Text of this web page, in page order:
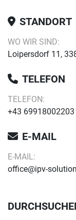
STANDORT
WO WIR SIND:
Loipersdorf 11,
TELEFON
TELEFON:
+43 69918002203
E-MAIL
E-MAIL:
office@ipv-